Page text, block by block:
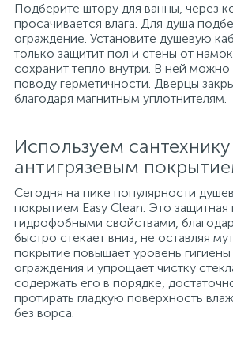
Подберите штору для ванны, через
просачивается влага. Для душа
ограждение. Установите душевую
только защитит пол и стены от
сохранит тепло внутри. В ней
поводу герметичности. Дверцы
благодаря магнитным уплотнителям.
Используем
антигрязевым
Сегодня на пике популярности
покрытием Easy Clean. Это защитная
гидрофобными свойствами,
быстро стекает вниз, не оставляя
покрытие повышает уровень
ограждения и упрощает чистку
содержать его в порядке,
протирать гладкую поверхность
без ворса.